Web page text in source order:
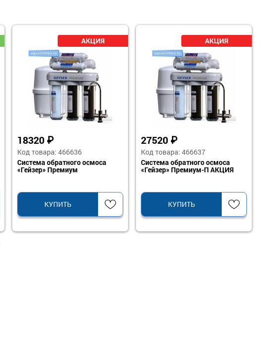
18320 ₽
Код товара: 466636
Система обратного осмоса
«Гейзер» Премиум
КУПИТЬ
27520 ₽
Код товара: 466637
Система обратного осмоса
«Гейзер» Премиум-П АКЦИЯ
КУПИТЬ